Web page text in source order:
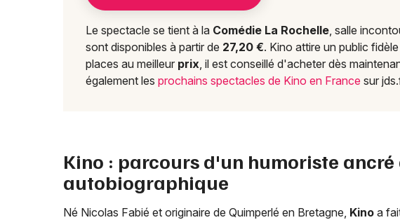
Le spectacle se tient à la Comédie La Rochelle, salle
sont disponibles à partir de 27,20 €. Kino attire un public
places au meilleur prix, il est conseillé d'acheter dès
également les prochains spectacles de Kino en France sur
Kino : parcours d'un humoriste
autobiographique
Né Nicolas Fabié et originaire de Quimperlé en Bretagne, Kino a